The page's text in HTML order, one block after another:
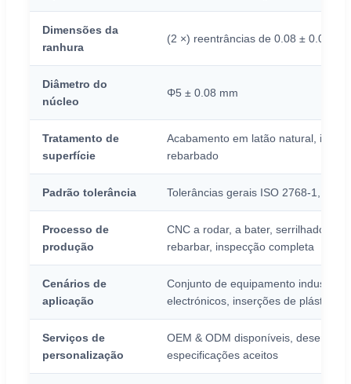
Dimensões da
ranhura
(2 ×) reentrâncias de 0.08 ± 0.08
Diâmetro do
núcleo
Φ5 ± 0.08 mm
Tratamento de
superfície
Acabamento em latão natural,
rebarbado
Padrão tolerância Tolerâncias gerais ISO 2768-1,
Processo de
produção
CNC a rodar, a bater, serrilhado de
rebarbar, inspecção completa
Cenários de
aplicação
Conjunto de equipamento
electrónicos, inserções de plástico
Serviços de
personalização
OEM & ODM disponíveis, desenhos
especificações aceitos